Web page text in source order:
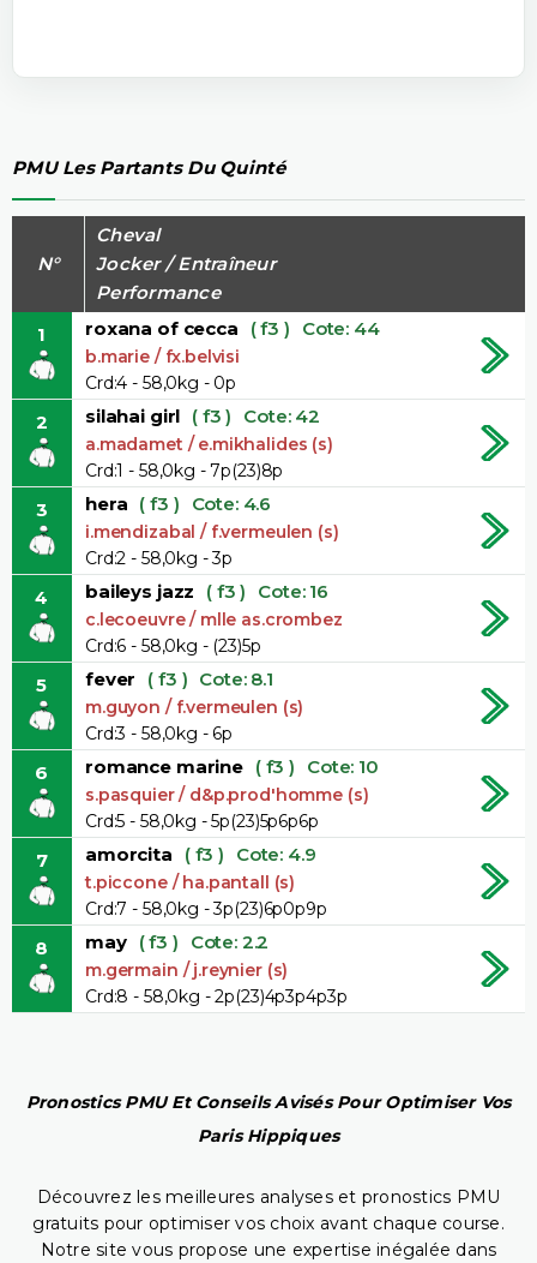
PMU Les Partants Du Quinté
N°
Cheval
Jocker / Entraîneur
Performance
1
roxana of cecca ( f3 ) Cote: 44
b.marie / fx.belvisi
Crd:4 - 58,0kg - 0p
2 silahai girl ( f3 ) Cote: 42
a.madamet / e.mikhalides (s)
Crd:1 - 58,0kg - 7p(23)8p
3 hera ( f3 ) Cote: 4.6
i.mendizabal / f.vermeulen (s)
Crd:2 - 58,0kg - 3p
4 baileys jazz ( f3 ) Cote: 16
c.lecoeuvre / mlle as.crombez
Crd:6 - 58,0kg - (23)5p
5 fever ( f3 ) Cote: 8.1
m.guyon / f.vermeulen (s)
Crd:3 - 58,0kg - 6p
6 romance marine ( f3 ) Cote: 10
s.pasquier / d&p.prod'homme (s)
Crd:5 - 58,0kg - 5p(23)5p6p6p
7 amorcita ( f3 ) Cote: 4.9
t.piccone / ha.pantall (s)
Crd:7 - 58,0kg - 3p(23)6p0p9p
8 may ( f3 ) Cote: 2.2
m.germain / j.reynier (s)
Crd:8 - 58,0kg - 2p(23)4p3p4p3p
Pronostics PMU Et Conseils Avisés Pour Optimiser Vos
Paris Hippiques
Découvrez les meilleures analyses et pronostics PMU
gratuits pour optimiser vos choix avant chaque course.
Notre site vous propose une expertise inégalée dans